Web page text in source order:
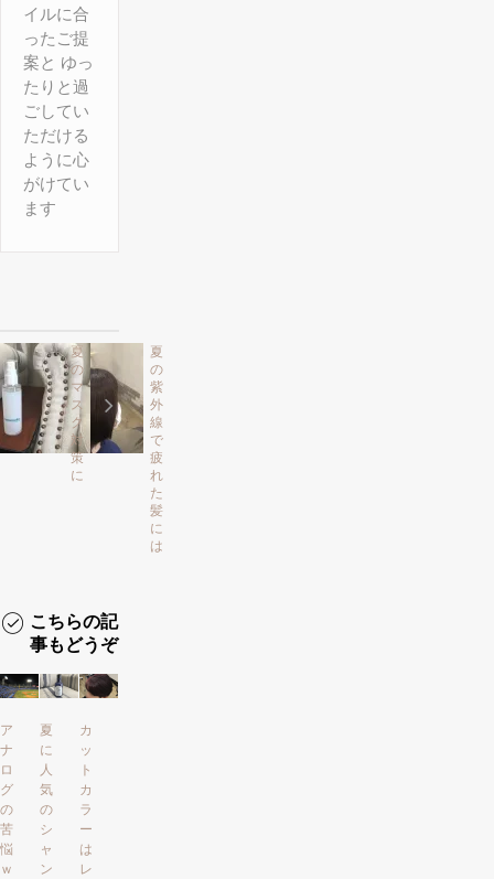
イルに合
ったご提
案と ゆっ
たりと過
ごしてい
ただける
ように心
がけてい
ます
夏
の
紫
外
線
で
疲
れ
た
髪
に
は
夏
の
マ
ス
ク
対
策
に
こちらの記
事もどうぞ
ア
ナ
ロ
グ
の
苦
悩
ｗ
夏
に
人
気
の
シ
ャ
ン
カ
ッ
ト
カ
ラ
ー
は
レ